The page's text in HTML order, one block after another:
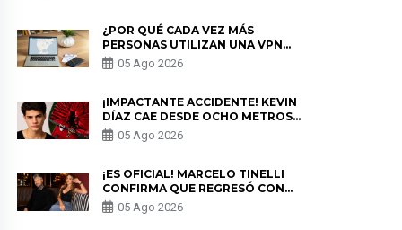
¿POR QUÉ CADA VEZ MÁS
PERSONAS UTILIZAN UNA VPN
PARA PROTEGER SU
PRIVACIDAD?
05 Ago 2026
¡IMPACTANTE ACCIDENTE! KEVIN
DÍAZ CAE DESDE OCHO METROS
EN “ESTO ES GUERRA” Y GENERA
PREOCUPACIÓN
05 Ago 2026
¡ES OFICIAL! MARCELO TINELLI
CONFIRMA QUE REGRESÓ CON
MILETT FIGUEROA: “EL AMOR
PUDO MÁS”
05 Ago 2026